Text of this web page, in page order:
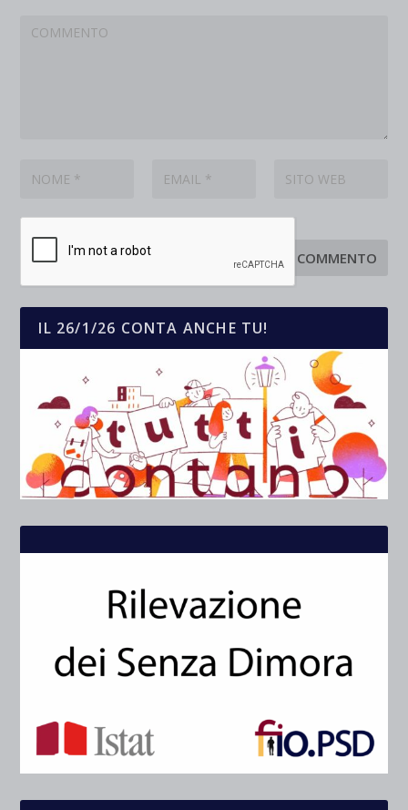
IL 26/1/26 CONTA ANCHE TU!